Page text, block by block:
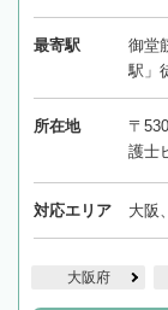
最寄駅
御堂
駅」
所在地
〒
護士
対応エリア 大阪
大阪府